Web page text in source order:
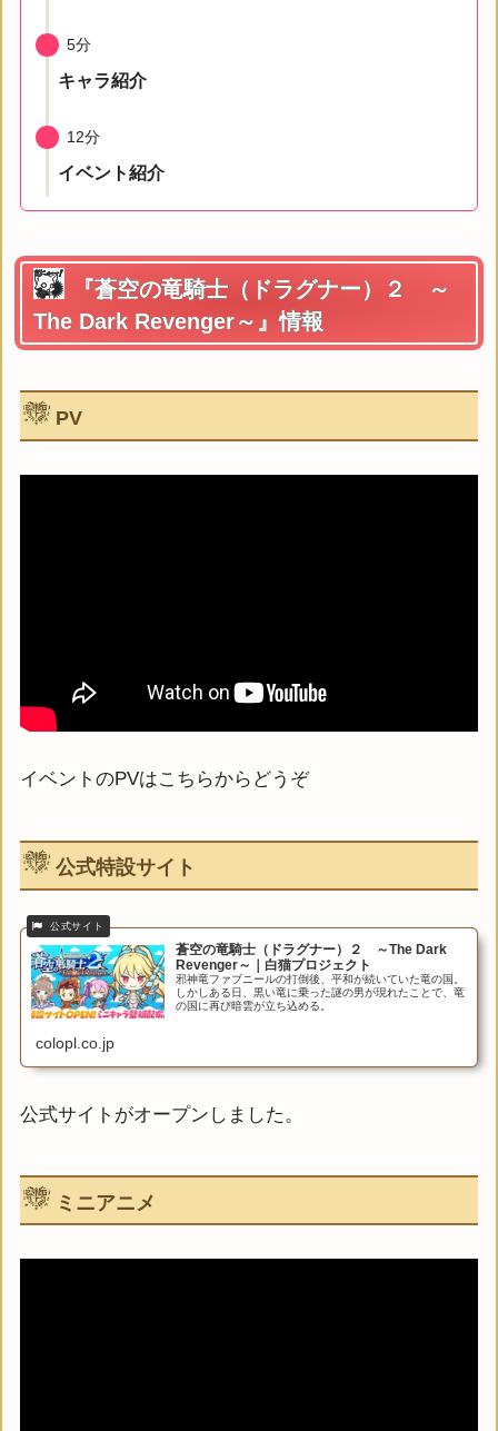
5分
キャラ紹介
12分
イベント紹介
『蒼空の竜騎士（ドラグナー）２ ～
The Dark Revenger～』情報
PV
イベントのPVはこちらからどうぞ
公式特設サイト
蒼空の竜騎士（ドラグナー）２ ～The Dark
Revenger～｜白猫プロジェクト
邪神竜ファブニールの打倒後、平和が続いていた竜の国。
しかしある日、黒い竜に乗った謎の男が現れたことで、竜
の国に再び暗雲が立ち込める。
colopl.co.jp
公式サイトがオープンしました。
ミニアニメ